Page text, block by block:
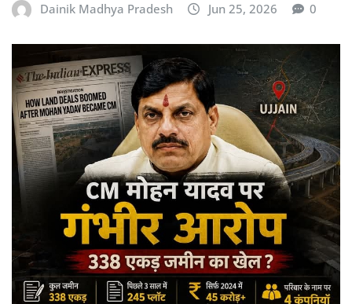
Dainik Madhya Pradesh Jun 25, 2026 0